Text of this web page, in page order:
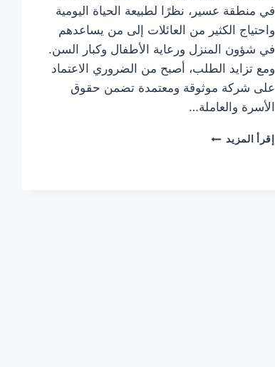
في منطقة عسير، نظرًا لطبيعة الحياة اليومية
واحتياج الكثير من العائلات إلى من يساعدهم
في شؤون المنزل ورعاية الأطفال وكبار السن.
ومع تزايد الطلب، أصبح من الضروري الاعتماد
على شركة موثوقة ومعتمدة تضمن حقوق
الأسرة والعاملة…
إقرأ المزيد